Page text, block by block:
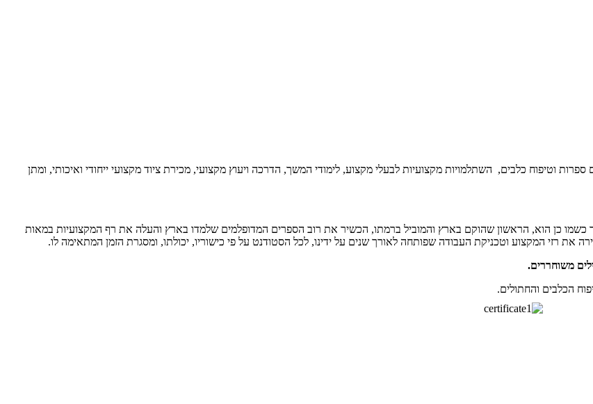
וטיפוח כלבים, השתלמויות מקצועיות לבעלי מקצוע, לימודי המשך, הדרכה ויעוץ מקצועי, מכירת ציוד מקצועי ייחודי ואיכותי, ומתן
אשר כשמו כן הוא, הראשון שהוקם בארץ והמוביל ברמתו, הכשיר את רוב הספרים המדופלמים שלמדו בארץ והעלה את רף המקצועיות במאות
את רזי המקצוע וטכניקת העבודה שפותחה לאורך שנים על ידינו, לכל הסטודנט על פי כישוריו, יכולתו, ומסגרת הזמן המתאימה לו.
משוחררים.
הכלבים והחתולים.